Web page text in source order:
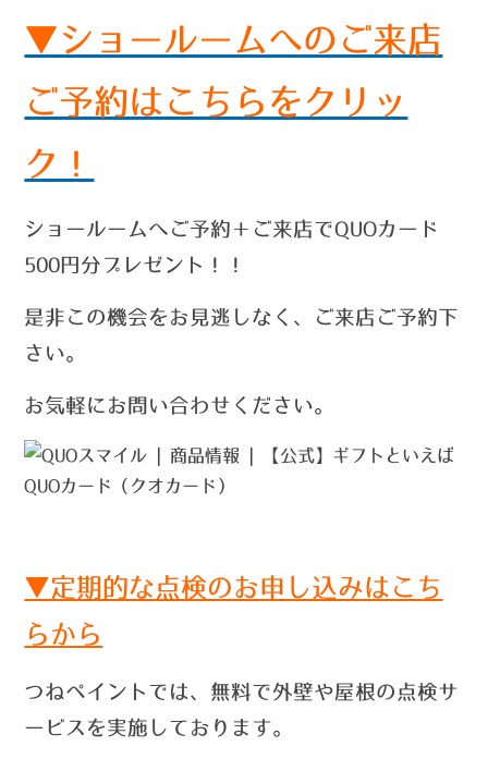
▼ショールームへのご来店
ご予約はこちらをクリッ
ク！
ショールームへご予約＋ご来店でQUOカード
500円分プレゼント！！
是非この機会をお見逃しなく、ご来店ご予約下
さい。
お気軽にお問い合わせください。
▼定期的な点検のお申し込みはこち
らから
つねペイントでは、無料で外壁や屋根の点検サ
ービスを実施しております。